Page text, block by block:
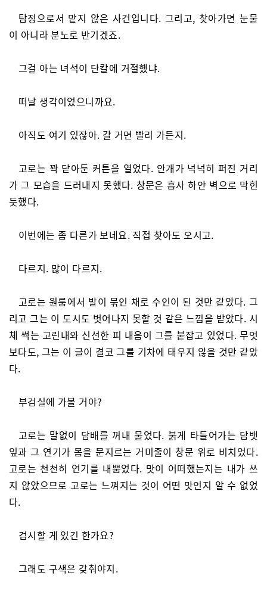
탐정으로서 맡지 않은 사건입니다. 그리고, 찾아가면 눈물
이 아니라 분노로 반기겠죠.
그걸 아는 녀석이 단칼에 거절했냐.
떠날 생각이었으니까요.
아직도 여기 있잖아. 갈 거면 빨리 가든지.
고로는 꽉 닫아둔 커튼을 열었다. 안개가 넉넉히 퍼진 거리
가 그 모습을 드러내지 못했다. 창문은 흡사 하얀 벽으로 막힌
듯했다.
이번에는 좀 다른가 보네요. 직접 찾아도 오시고.
다르지. 많이 다르지.
고로는 원룸에서 발이 묶인 채로 수인이 된 것만 같았다. 그
리고 그는 이 도시도 벗어나지 못할 것 같은 느낌을 받았다. 시
체 썩는 고린내와 신선한 피 내음이 그를 붙잡고 있었다. 무엇
보다도, 그는 이 글이 결코 그를 기차에 태우지 않을 것만 같았
다.
부검실에 가볼 거야?
고로는 말없이 담배를 꺼내 물었다. 붉게 타들어가는 담뱃
잎과 그 연기가 몸을 문지르는 거미줄이 창문 위로 비치었다.
고로는 천천히 연기를 내뿜었다. 맛이 어떠했는지는 내가 쓰
지 않았으므로 고로는 느껴지는 것이 어떤 맛인지 알 수 없었
다.
검시할 게 있긴 한가요?
그래도 구색은 갖춰야지.